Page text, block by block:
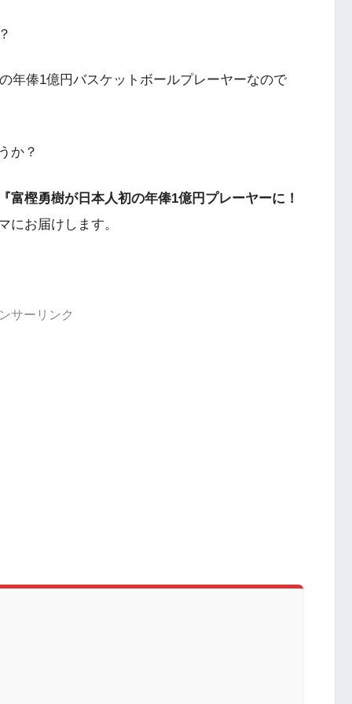
年俸1億円バスケットボールプレーヤーなので
か？
富樫勇樹が日本人初の年俸1億円プレーヤーに！
にお届けします。
サーリンク